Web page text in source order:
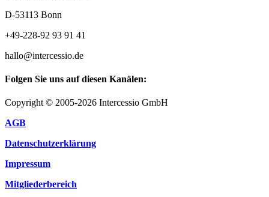
D-53113 Bonn
+49-228-92 93 91 41
hallo@intercessio.de
Folgen Sie uns auf diesen Kanälen:
Copyright © 2005-2026 Intercessio GmbH
AGB
Datenschutzerklärung
Impressum
Mitgliederbereich